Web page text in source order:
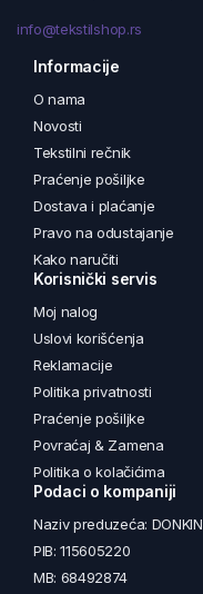
info@tekstilshop.rs
Informacije
O nama
Novosti
Tekstilni rečnik
Praćenje pošiljke
Dostava i plaćanje
Pravo na odustajanje
Kako naručiti
Korisnički servis
Moj nalog
Uslovi korišćenja
Reklamacije
Politika privatnosti
Praćenje pošiljke
Povraćaj & Zamena
Politika o kolačićima
Podaci o kompaniji
Naziv preduzeća: DONKIN
PIB: 115605220
MB: 68492874